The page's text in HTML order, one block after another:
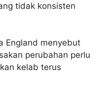
tidak konsisten
England menyebut
perubahan perlu
kelab terus